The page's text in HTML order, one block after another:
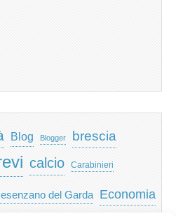
Blog Blogger brescia
calcio Carabinieri
del Garda Economia